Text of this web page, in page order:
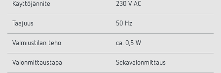
Käyttöjännite 230 V AC
Taajuus 50 Hz
Valmiustilan teho ca. 0,5 W
Valonmittaustapa Sekavalonmittaus